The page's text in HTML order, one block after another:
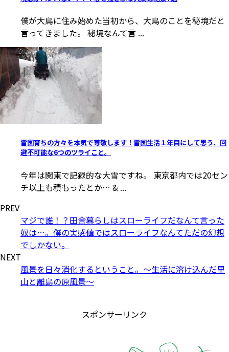
僕が大鳥に住み始めた当初から、大鳥のことを秘境だと
言ってきました。 秘境なんて言 ...
雪国育ちの方々を本気で尊敬します！雪国生活１年目にして思う、回
避不可能な6つのツライこと。
今年は関東で記録的な大雪ですね。 東京都内では20セン
チ以上も積もったとか… & ...
PREV
マジで誰！？田舎暮らしはスローライフだなんて言った
奴は…。僕の実感値ではスローライフなんてただの幻想
でしかない。
NEXT
風景を日々消化するということ。～生活に溶け込んだ里
山と離島の原風景～
スポンサーリンク